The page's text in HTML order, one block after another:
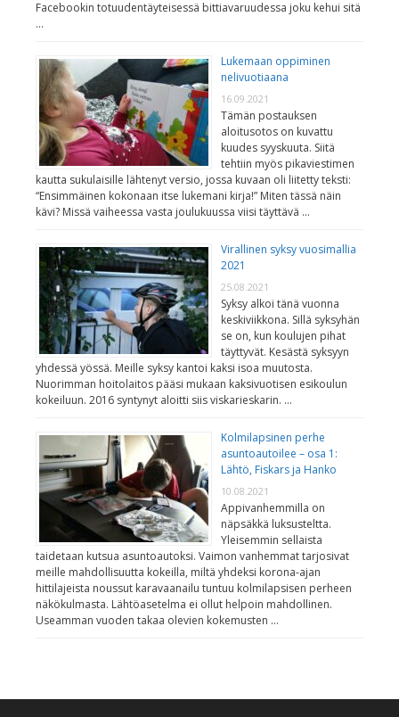
Facebookin totuudentäyteisessä bittiavaruudessa joku kehui sitä
…
Lukemaan oppiminen
nelivuotiaana
16.09.2021
Tämän postauksen
aloitusotos on kuvattu
kuudes syyskuuta. Siitä
tehtiin myös pikaviestimen
kautta sukulaisille lähtenyt versio, jossa kuvaan oli liitetty teksti:
“Ensimmäinen kokonaan itse lukemani kirja!” Miten tässä näin
kävi? Missä vaiheessa vasta joulukuussa viisi täyttävä …
Virallinen syksy vuosimallia
2021
25.08.2021
Syksy alkoi tänä vuonna
keskiviikkona. Sillä syksyhän
se on, kun koulujen pihat
täyttyvät. Kesästä syksyyn
yhdessä yössä. Meille syksy kantoi kaksi isoa muutosta.
Nuorimman hoitolaitos pääsi mukaan kaksivuotisen esikoulun
kokeiluun. 2016 syntynyt aloitti siis viskarieskarin. …
Kolmilapsinen perhe
asuntoautoilee – osa 1:
Lähtö, Fiskars ja Hanko
10.08.2021
Appivanhemmilla on
näpsäkkä luksusteltta.
Yleisemmin sellaista
taidetaan kutsua asuntoautoksi. Vaimon vanhemmat tarjosivat
meille mahdollisuutta kokeilla, miltä yhdeksi korona-ajan
hittilajeista noussut karavaanailu tuntuu kolmilapsisen perheen
näkökulmasta. Lähtöasetelma ei ollut helpoin mahdollinen.
Useamman vuoden takaa olevien kokemusten …